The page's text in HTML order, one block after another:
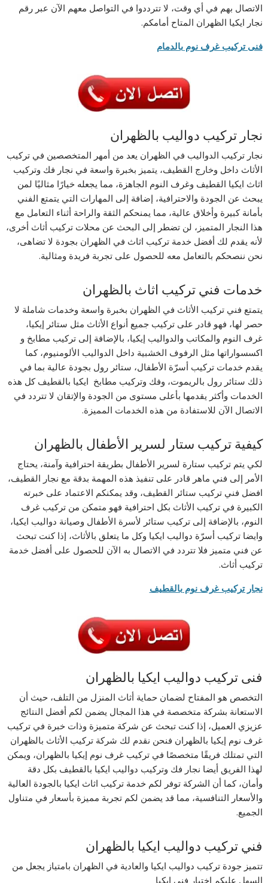
الاتصال بهم في أي وقت، لا تترددوا في التواصل معهم الآن عبر رقم
نجار ايكيا الظهران المتاح أمامكم.
فنى تركيب غرف نوم بالدمام
نجار تركيب دواليب بالظهران
نجار تركيب الدواليب في الظهران يعد من أمهر المتخصصين في تركيب
الأثاث داخل وخارج القطيف، يتميز بخبرة واسعة في نجار فك وتركيب
اثاث ايكيا القطيف وغرف النوم الجاهزة، مما يجعله خيارًا مثاليًا لمن
يبحث عن الجودة والاحترافية، إضافة إلى المهارات التي يتمتع الفني
بأمانة كبيرة وأخلاق عالية، مما يمنحكم الثقة والراحة أثناء التعامل مع
هذا النجار المتميز، لن تضطر إلى البحث عن محلات تركيب أثاث أخرى،
لأنه يقدم لك أفضل خدمة تركيب اثاث في الظهران بجودة لا تضاهى،
نحن ننصحكم بالتعامل معه للحصول على تجربة فريدة ومثالية.
خدمات فني تركيب اثاث بالظهران
يتمتع فني تركيب الأثاث في الظهران بخبرة واسعة وخدمات شاملة لا
حصر لها، فهو قادر على تركيب جميع أنواع الأثاث مثل ستائر إيكيا،
غرف النوم والمكاتب والدواليب إيكيا، بالإضافة إلى تركيب مطابخ و
اكسسواراتها مثل الرفوف الخشبية داخل الدواليب الألومنيوم، كما
يقدم خدمات تركيب أسرّة الأطفال، ستائر رول بجودة عالية بما في
ذلك ستائر رول بالريموت، وفك وتركيب مطابخ ايكيا بالقطيف كل هذه
الخدمات وأكثر يقدمها بأعلى مستوى من الجودة والإتقان لا تتردد في
الاتصال الآن للاستفادة من هذه الخدمات المميزة.
كيفية تركيب ستار لسرير الأطفال بالظهران
لكي يتم تركيب ستارة لسرير الأطفال بطريقة احترافية وآمنة، يحتاج
الأمر إلى فني ماهر قادر على تنفيذ هذه المهمة بدقة مع نجار القطيف،
افضل فني تركيب ستائر القطيف، وقد يمكنكم الاعتماد على خبرته
الكبيرة في تركيب الأثاث بكل احترافية فهو متمكن من تركيب غرف
النوم، بالإضافة إلى تركيب ستائر لأسرة الأطفال وصيانة دواليب ايكيا،
وايضا تركيب أسرّة دواليب ايكيا وكل ما يتعلق بالأثاث، إذا كنت تبحث
عن فني متميز فلا تتردد في الاتصال به الآن للحصول على أفضل خدمة
تركيب أثاث.
نجار تركيب غرف نوم بالقطيف
فنى تركيب دواليب ايكيا بالظهران
التخصص هو المفتاح لضمان حماية أثاث المنزل من التلف، حيث أن
الاستعانة بشركة متخصصة في هذا المجال يضمن لكم أفضل النتائج
عزيزي العميل، إذا كنت تبحث عن شركة متميزة وذات خبرة في تركيب
غرف نوم إيكيا بالظهران فنحن نقدم لك شركة تركيب الأثاث بالظهران
التي تمتلك فريقًا متخصصًا في تركيب غرف نوم إيكيا بالظهران، ويمكن
لهذا الفريق أيضا نجار فك وتركيب دواليب ايكيا بالقطيف بكل دقة
وأمان، كما أن الشركة توفر لكم خدمة تركيب اثاث ايكيا بالجودة العالية
والأسعار التنافسية، مما قد يضمن لكم تجربة مميزة بأسعار في متناول
الجميع.
فني تركيب دواليب ايكيا بالظهران
تتميز جودة تركيب دواليب ايكيا والعادية في الظهران بامتياز يجعل من
السهل عليكم اختيار فني ايكيا